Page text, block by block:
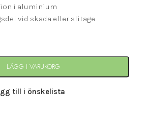
i aluminium
vid skada eller slitage
LÄGG I VARUKORG
till i önskelista